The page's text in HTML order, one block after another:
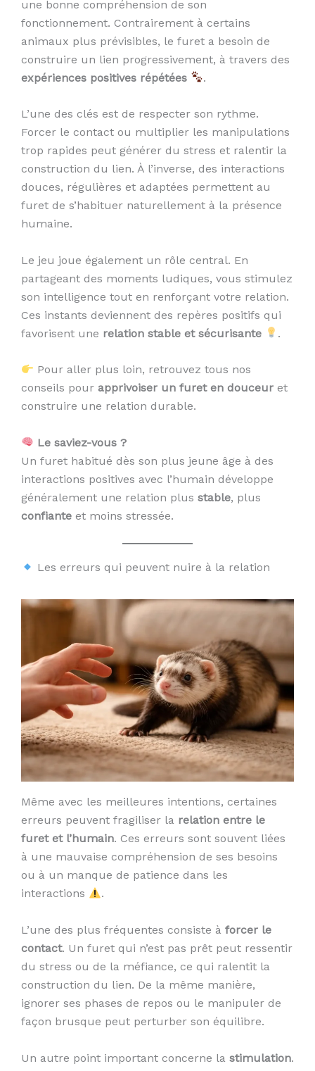
une bonne compréhension de son
fonctionnement. Contrairement à certains
animaux plus prévisibles, le furet a besoin de
construire un lien progressivement, à travers des
expériences positives répétées
.
L’une des clés est de respecter son rythme.
Forcer le contact ou multiplier les manipulations
trop rapides peut générer du stress et ralentir la
construction du lien. À l’inverse, des interactions
douces, régulières et adaptées permettent au
furet de s’habituer naturellement à la présence
humaine.
Le jeu joue également un rôle central. En
partageant des moments ludiques, vous stimulez
son intelligence tout en renforçant votre relation.
Ces instants deviennent des repères positifs qui
favorisent une relation stable et sécurisante .
Pour aller plus loin, retrouvez tous nos
conseils pour apprivoiser un furet en douceur et
construire une relation durable.
Le saviez-vous ?
Un furet habitué dès son plus jeune âge à des
interactions positives avec l’humain développe
généralement une relation plus stable, plus
confiante et moins stressée.
Les erreurs qui peuvent nuire à la relation
Même avec les meilleures intentions, certaines
erreurs peuvent fragiliser la relation entre le
furet et l’humain. Ces erreurs sont souvent liées
à une mauvaise compréhension de ses besoins
ou à un manque de patience dans les
interactions
.
L’une des plus fréquentes consiste à forcer le
contact. Un furet qui n’est pas prêt peut ressentir
du stress ou de la méfiance, ce qui ralentit la
construction du lien. De la même manière,
ignorer ses phases de repos ou le manipuler de
façon brusque peut perturber son équilibre.
Un autre point important concerne la stimulation.